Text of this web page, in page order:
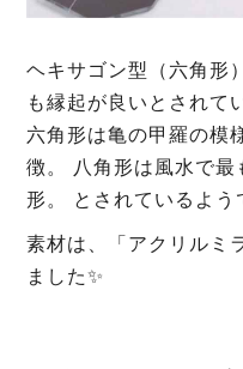
ヘキサゴン型（六角形
も縁起が良いとされて
六角形は亀の甲羅の模
徴。 八角形は風水で最
形。 とされているよう
素材は、「アクリルミ
ました✨